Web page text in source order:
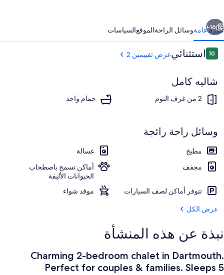
Perfect
for
couples
families.
Sleeps
التالي
16+
نظرة عامةوسائل الراحةالموقعالسياسات
التقييمات
10
10 من 10 استثنائيعرض تقييمين 2
شاليه كامل
2 من غرف النوم حمام واحد
وسائل راحة رائجة
مطبخ
غسالة
مجفف
أماكن تسمح باصطحاب
الحيوانات الأليفة
تتوفر أماكن لصف السيارات
موقد شواء
عرض الكل
نبذة عن هذه المنشأة
Charming 2-bedroom chalet in Dartmouth.
Perfect for couples & families. Sleeps 5